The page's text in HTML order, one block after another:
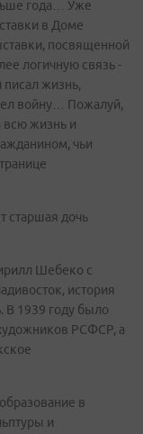
года… Уже
в Доме
посвященной
логичную связь -
жизнь,
войну… Пожалуй,
всю жизнь и
чьи
старшая дочь
Шебеко с
история
В 1939 году было
РСФСР, а
в
и